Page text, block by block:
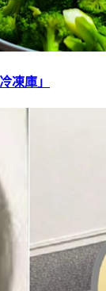
凍庫」